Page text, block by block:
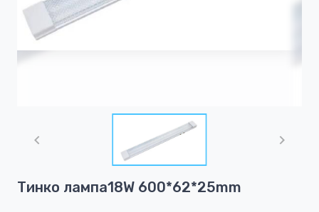
1
Тинко лампа18W 600*62*25mm